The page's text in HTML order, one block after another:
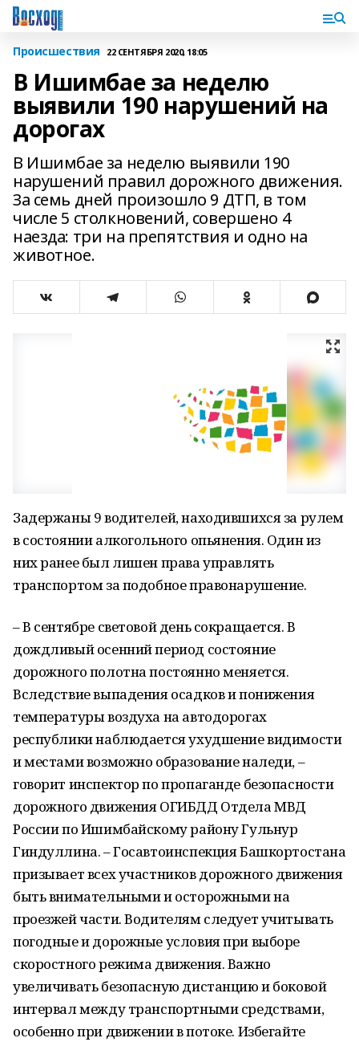
Происшествия 22 СЕНТЯБРЯ 2020, 18:05
В Ишимбае за неделю
выявили 190 нарушений на
дорогах
В Ишимбае за неделю выявили 190
нарушений правил дорожного движения.
За семь дней произошло 9 ДТП, в том
числе 5 столкновений, совершено 4
наезда: три на препятствия и одно на
животное.
Задержаны 9 водителей, находившихся за рулем
в состоянии алкогольного опьянения. Один из
них ранее был лишен права управлять
транспортом за подобное правонарушение.
– В сентябре световой день сокращается. В
дождливый осенний период состояние
дорожного полотна постоянно меняется.
Вследствие выпадения осадков и понижения
температуры воздуха на автодорогах
республики наблюдается ухудшение видимости
и местами возможно образование наледи, –
говорит инспектор по пропаганде безопасности
дорожного движения ОГИБДД Отдела МВД
России по Ишимбайскому району Гульнур
Гиндуллина. – Госавтоинспекция Башкортостана
призывает всех участников дорожного движения
быть внимательными и осторожными на
проезжей части. Водителям следует учитывать
погодные и дорожные условия при выборе
скоростного режима движения. Важно
увеличивать безопасную дистанцию и боковой
интервал между транспортными средствами,
особенно при движении в потоке. Избегайте